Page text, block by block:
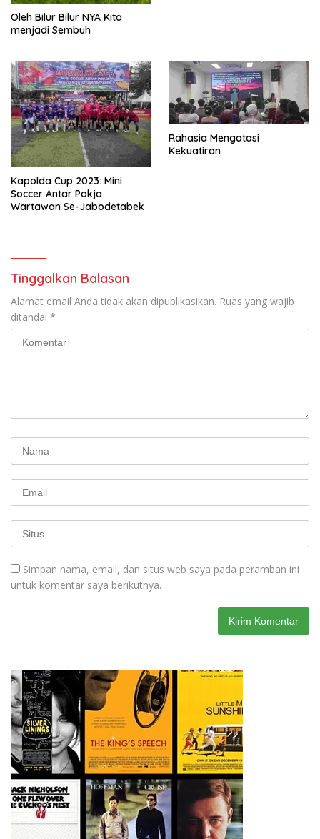
Oleh Bilur Bilur NYA Kita
menjadi Sembuh
Kapolda Cup 2023: Mini
Soccer Antar Pokja
Wartawan Se-Jabodetabek
Rahasia Mengatasi
Kekuatiran
Tinggalkan Balasan
Alamat email Anda tidak akan dipublikasikan. Ruas yang wajib
ditandai *
Simpan nama, email, dan situs web saya pada peramban ini
untuk komentar saya berikutnya.